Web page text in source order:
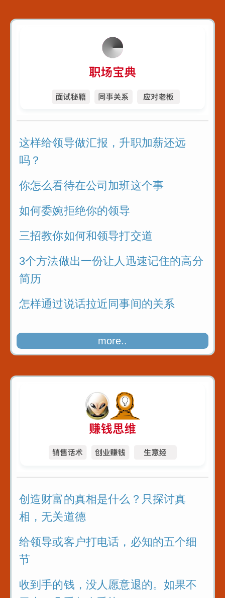
这样给领导做汇报，升职加薪还远
吗？
你怎么看待在公司加班这个事
如何委婉拒绝你的领导
三招教你如何和领导打交道
3个方法做出一份让人迅速记住的高分
简历
怎样通过说话拉近同事间的关系
more..
创造财富的真相是什么？只探讨真
相，无关道德
给领导或客户打电话，必知的五个细
节
收到手的钱，没人愿意退的。如果不